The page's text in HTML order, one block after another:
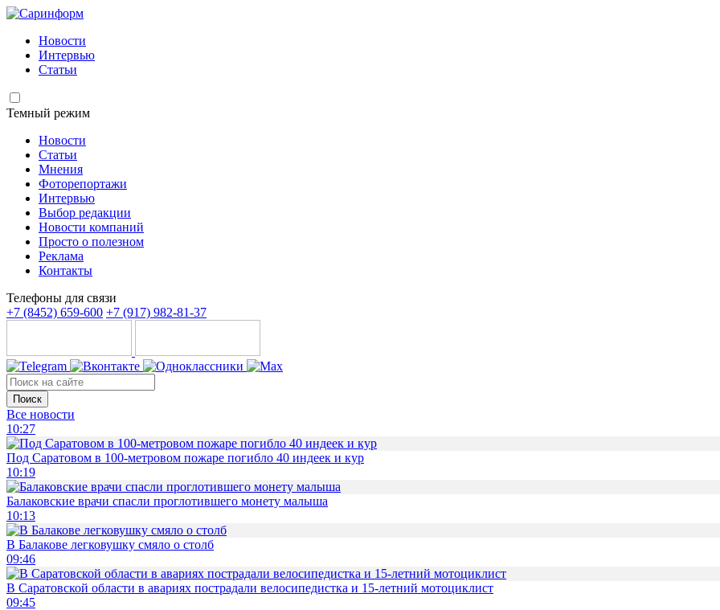
Новости
Интервью
Статьи
Темный режим
Новости
Статьи
Мнения
Фоторепортажи
Интервью
Выбор редакции
Новости компаний
Просто о полезном
Реклама
Контакты
Телефоны для связи
+7 (8452) 659-600 +7 (917) 982-81-37
Поиск
Все новости
10:27
Под Саратовом в 100-метровом пожаре погибло 40 индеек и кур
10:19
Балаковские врачи спасли проглотившего монету малыша
10:13
В Балакове легковушку смяло о столб
09:46
В Саратовской области в авариях пострадали велосипедистка и 15-летний мотоциклист
09:45